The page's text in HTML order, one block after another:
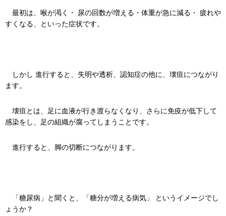
最初は、喉が渇く・ 尿の回数が増える・体重が急に減る・ 疲れや
すくなる、といった症状です。
しかし 進行すると、失明や透析、認知症の他に、壊疽につながり
ます。
壊疽とは、足に血液が行き渡らなくなり、さらに免疫が低下して
感染をし、足の組織が腐ってしまうことです。
進行すると、脚の切断につながります。
「糖尿病」と聞くと、「糖分が増える病気」 というイメージでし
ょうか？